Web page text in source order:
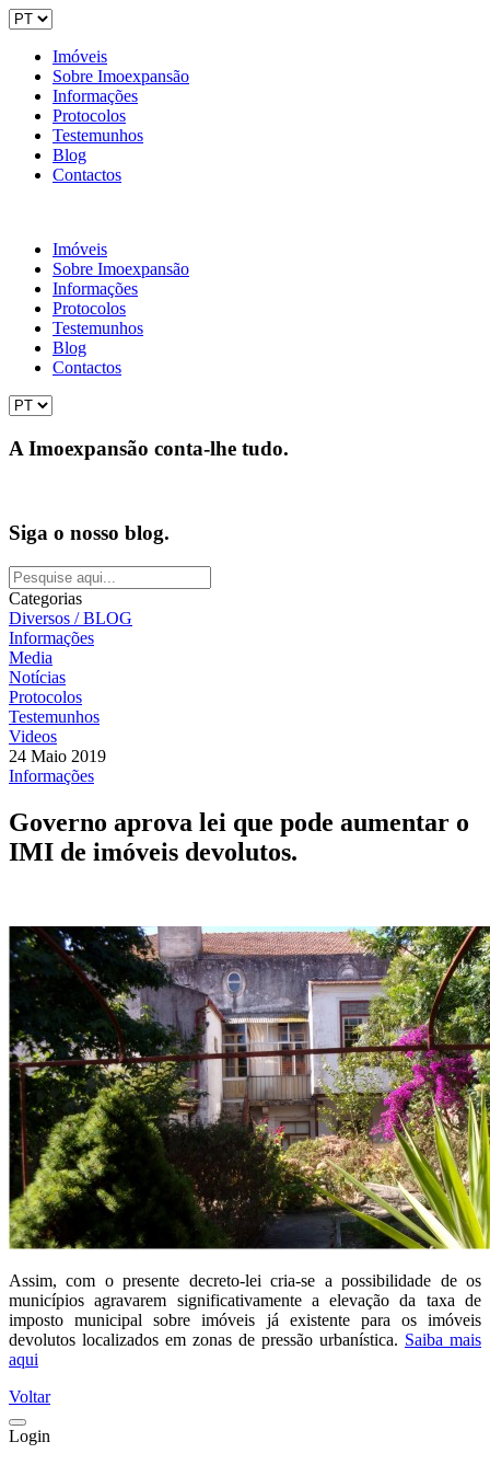
Imóveis
Sobre Imoexpansão
Informações
Protocolos
Testemunhos
Blog
Contactos
Imóveis
Sobre Imoexpansão
Informações
Protocolos
Testemunhos
Blog
Contactos
A Imoexpansão conta-lhe tudo.
Siga o nosso blog.
Categorias
Diversos / BLOG
Informações
Media
Notícias
Protocolos
Testemunhos
Videos
24 Maio 2019
Informações
Governo aprova lei que pode aumentar o
IMI de imóveis devolutos.
Assim, com o presente decreto-lei cria-se a possibilidade de os
municípios agravarem significativamente a elevação da taxa de
imposto municipal sobre imóveis já existente para os imóveis
devolutos localizados em zonas de pressão urbanística. Saiba mais
aqui
Voltar
Login